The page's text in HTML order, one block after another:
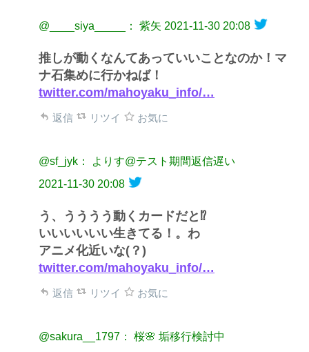
@____siya_____： 紫矢 2021-11-30 20:08
推しが動くなんてあっていいことなのか！マ
ナ石集めに行かねば！
twitter.com/mahoyaku_info/…
返信 リツイ お気に
@sf_jyk： よりす@テスト期間返信遅い
2021-11-30 20:08
う、うううう動くカードだと⁉️
いいいいいい生きてる！。わ
アニメ化近いな(？)
twitter.com/mahoyaku_info/…
返信 リツイ お気に
@sakura__1797： 桜🌸 垢移行検討中